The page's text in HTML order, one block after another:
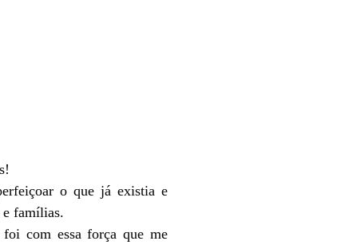
o que já existia e
e famílias.
com essa força que me